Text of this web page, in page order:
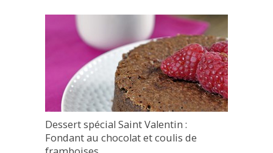
Dessert spécial Saint Valentin :
Fondant au chocolat et coulis de